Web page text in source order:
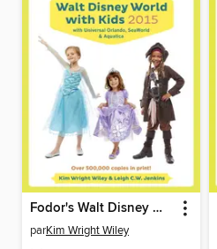
Fodor's Walt Disney World with Kids 2015
parKim Wright Wiley